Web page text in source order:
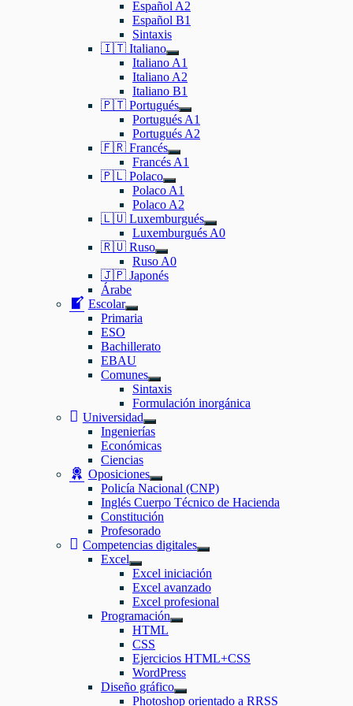
submenú
Español A2
Español B1
Sintaxis
🇮🇹 Italiano
Mostrar
el
submenú
Italiano A1
Italiano A2
Italiano B1
🇵🇹 Portugués
Mostrar
el
submenú
Portugués A1
Portugués A2
🇫🇷 Francés
Mostrar
el
submenú
Francés A1
🇵🇱 Polaco
Mostrar
el
submenú
Polaco A1
Polaco A2
🇱🇺 Luxemburgués
Mostrar
el
Luxemburgués A0
🇷🇺 Ruso
Mostrar
el
submenú
Ruso A0
🇯🇵 Japonés
Árabe
Escolar
Mostrar
el
submenú
Primaria
ESO
Bachillerato
EBAU
Comunes
Mostrar
el
submenú
Sintaxis
Formulación inorgánica
Universidad
Mostrar
el
submenú
Ingenierías
Económicas
Ciencias
Oposiciones
Mostrar
el
submenú
Policía Nacional (CNP)
Inglés Cuerpo Técnico de Hacienda
Constitución
Profesorado
Competencias digitales
Mostrar
el
submenú
Excel
Mostrar
el
submenú
Excel iniciación
Excel avanzado
Excel profesional
Programación
Mostrar
submenú
HTML
CSS
Ejercicios HTML+CSS
WordPress
Diseño gráfico
Mostrar
Photoshop orientado a RRSS